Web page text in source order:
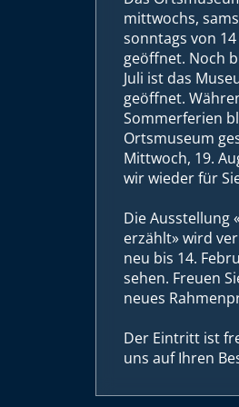
mittwochs,
sonntags von
geöffnet. Noch
Juli ist das
geöffnet.
Sommerferien
Ortsmuseum
Mittwoch, 19.
wir wieder für
Die Ausstellung
erzählt» wird
neu bis 14.
sehen. Freuen
neues
Der Eintritt ist
uns auf Ihren